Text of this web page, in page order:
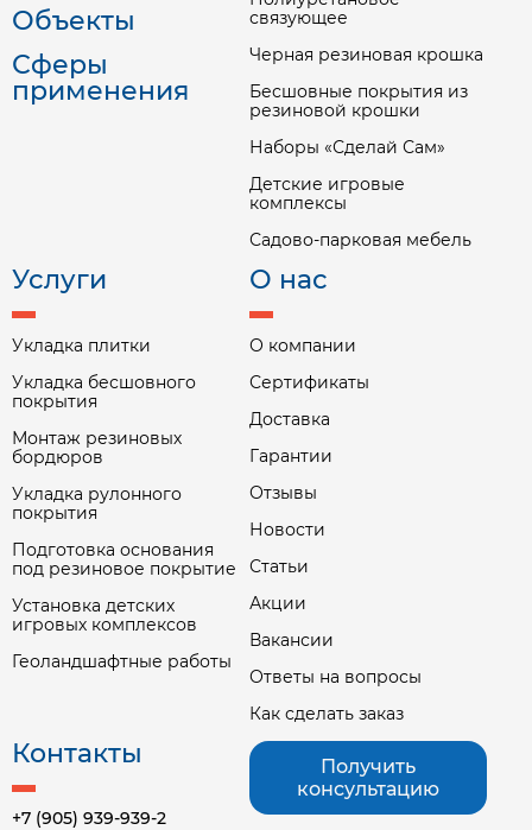
Объекты
Сферы
применения
связующее
Черная резиновая крошка
Бесшовные покрытия из
резиновой крошки
Наборы «Сделай Сам»
Детские игровые
комплексы
Садово-парковая мебель
Услуги
Укладка плитки
Укладка бесшовного
покрытия
Монтаж резиновых
бордюров
Укладка рулонного
покрытия
Подготовка основания
под резиновое покрытие
Установка детских
игровых комплексов
Геоландшафтные работы
О нас
О компании
Сертификаты
Доставка
Гарантии
Отзывы
Новости
Статьи
Акции
Вакансии
Ответы на вопросы
Как сделать заказ
Контакты
+7 (905) 939-939-2
Получить
консультацию